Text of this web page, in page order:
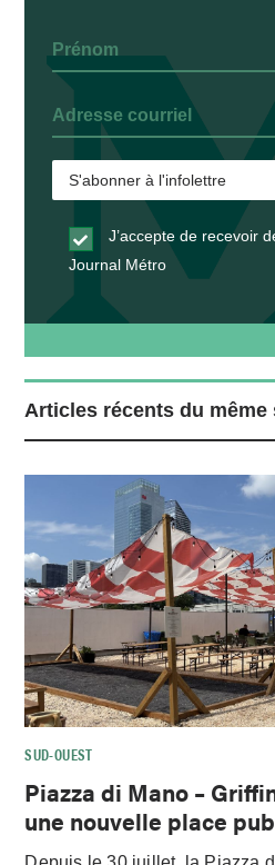
J’accepte de recevoir
Journal Métro
Articles récents du même
SUD-OUEST
Piazza di Mano –
une nouvelle place